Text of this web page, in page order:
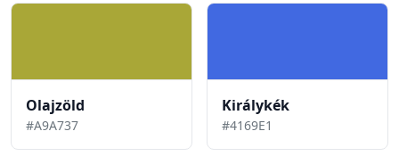
Olajzöld
#A9A737
Királykék
#4169E1